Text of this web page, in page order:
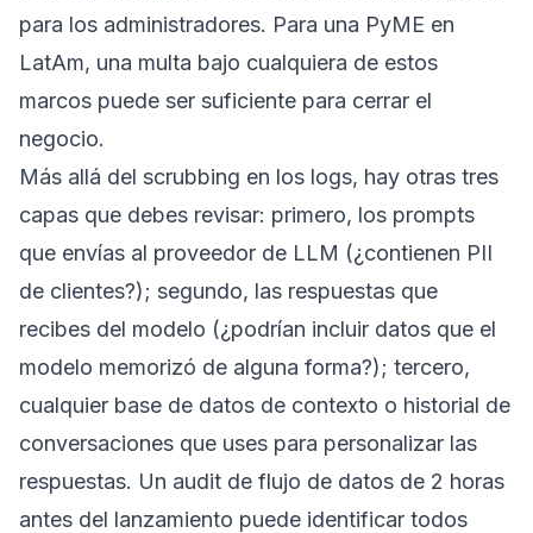
para los administradores. Para una PyME en
LatAm, una multa bajo cualquiera de estos
marcos puede ser suficiente para cerrar el
negocio.
Más allá del scrubbing en los logs, hay otras tres
capas que debes revisar: primero, los prompts
que envías al proveedor de LLM (¿contienen PII
de clientes?); segundo, las respuestas que
recibes del modelo (¿podrían incluir datos que el
modelo memorizó de alguna forma?); tercero,
cualquier base de datos de contexto o historial de
conversaciones que uses para personalizar las
respuestas. Un audit de flujo de datos de 2 horas
antes del lanzamiento puede identificar todos